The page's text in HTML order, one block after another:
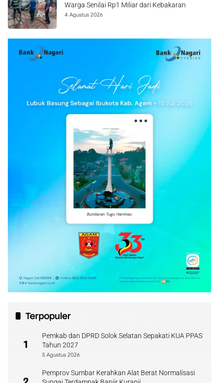
Warga Senilai Rp1 Miliar dari Kebakaran
4 Agustus 2026
Terpopuler
1
Pemkab dan DPRD Solok Selatan Sepakati KUA PPAS
Tahun 2027
5 Agustus 2026
Pemprov Sumbar Kerahkan Alat Berat Normalisasi